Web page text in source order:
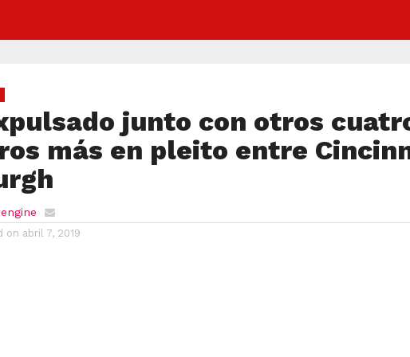
junto con otros
más en pleito entre
on abril 7, 2019